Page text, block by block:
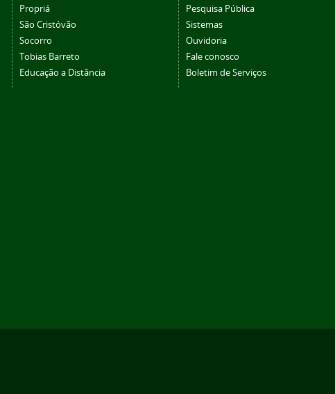
Propriá
São Cristóvão
Socorro
Tobias Barreto
Educação a Distância
Pesquisa Pública
Sistemas
Ouvidoria
Fale conosco
Boletim de Serviços